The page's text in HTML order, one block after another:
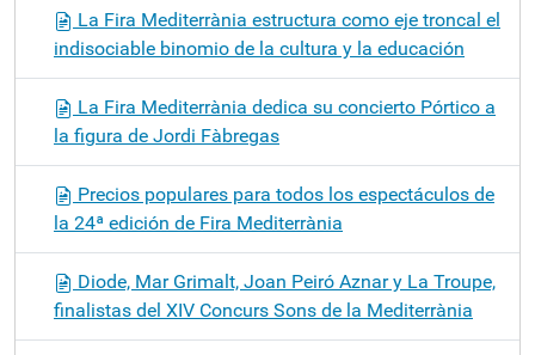
La Fira Mediterrània estructura como eje troncal el
indisociable binomio de la cultura y la educación
La Fira Mediterrània dedica su concierto Pórtico a
la figura de Jordi Fàbregas
Precios populares para todos los espectáculos de
la 24ª edición de Fira Mediterrània
Diode, Mar Grimalt, Joan Peiró Aznar y La Troupe,
finalistas del XIV Concurs Sons de la Mediterrània